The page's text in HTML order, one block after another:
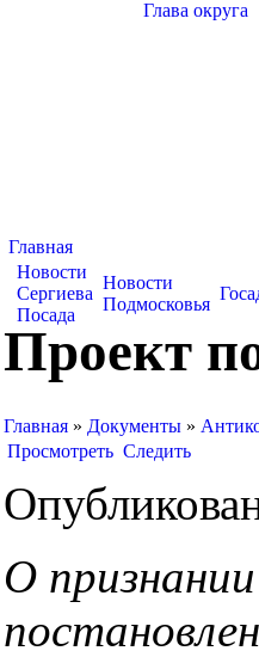
Глава округа
Главная
Новости
Сергиева
Посада
Новости
Подмосковья
Проект
Главная » Документы »
Просмотреть Следить
О